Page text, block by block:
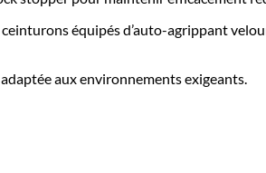
équipés d’auto-agrippant
aux environnements exigeants.